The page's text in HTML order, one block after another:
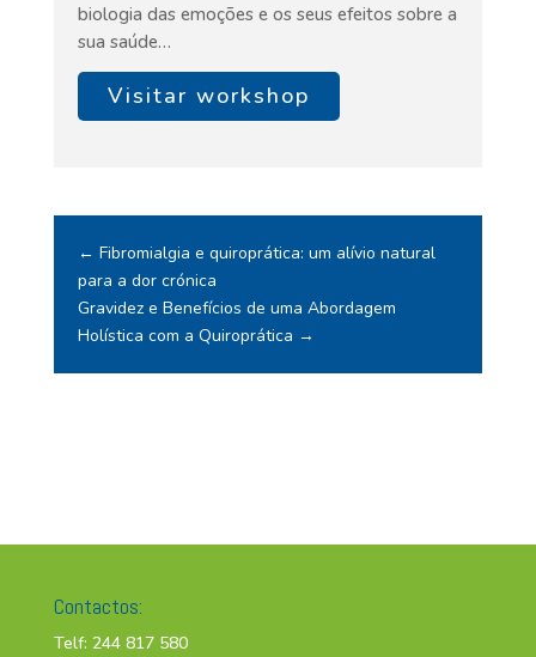
biologia das emoções e os seus efeitos sobre a
sua saúde…
Visitar workshop
← Fibromialgia e quiroprática: um alívio natural
para a dor crónica
Gravidez e Benefícios de uma Abordagem
Holística com a Quiroprática →
Contactos:
Telf: 244 817 580